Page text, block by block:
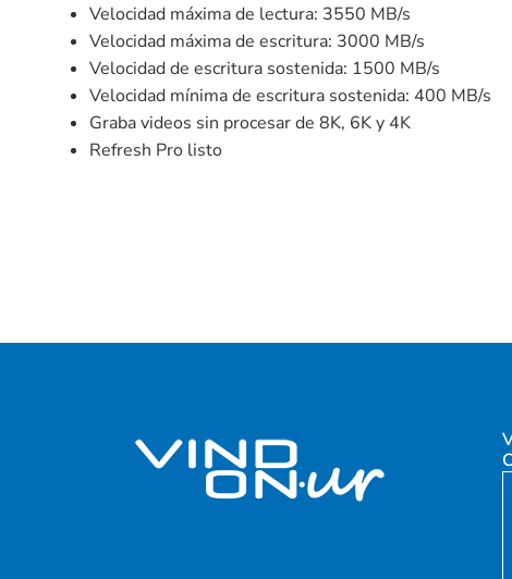
Velocidad máxima de lectura: 3550 MB/s
Velocidad máxima de escritura: 3000 MB/s
Velocidad de escritura sostenida: 1500 MB/s
Velocidad mínima de escritura sostenida: 400 MB/s
Graba videos sin procesar de 8K, 6K y 4K
Refresh Pro listo